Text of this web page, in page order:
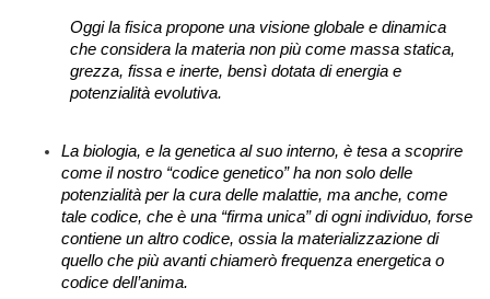
Oggi la fisica propone una visione globale e dinamica
che considera la materia non più come massa statica,
grezza, fissa e inerte, bensì dotata di energia e
potenzialità evolutiva.
La biologia, e la genetica al suo interno, è tesa a scoprire
come il nostro “codice genetico” ha non solo delle
potenzialità per la cura delle malattie, ma anche, come
tale codice, che è una “firma unica” di ogni individuo, forse
contiene un altro codice, ossia la materializzazione di
quello che più avanti chiamerò frequenza energetica o
codice dell’anima.